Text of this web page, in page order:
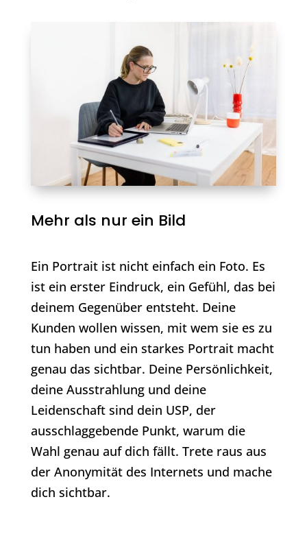
Mehr als nur ein Bild
Ein Portrait ist nicht einfach ein Foto. Es
ist ein erster Eindruck, ein Gefühl, das bei
deinem Gegenüber entsteht. Deine
Kunden wollen wissen, mit wem sie es zu
tun haben und ein starkes Portrait macht
genau das sichtbar. Deine Persönlichkeit,
deine Ausstrahlung und deine
Leidenschaft sind dein USP, der
ausschlaggebende Punkt, warum die
Wahl genau auf dich fällt. Trete raus aus
der Anonymität des Internets und mache
dich sichtbar.